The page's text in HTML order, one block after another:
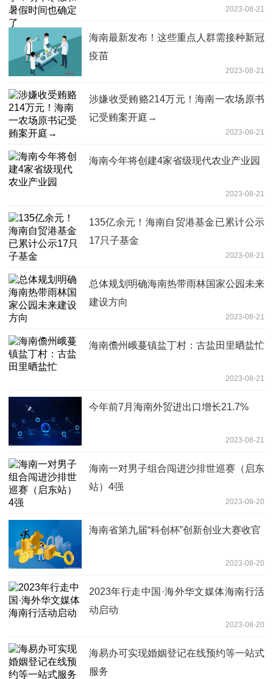
2023-08-21
海南最新发布！这些重点人群需接种新冠
疫苗
2023-08-21
涉嫌收受贿赂214万元！海南一农场原书
记受贿案开庭→
2023-08-21
海南今年将创建4家省级现代农业产业园
2023-08-21
135亿余元！海南自贸港基金已累计公示
17只子基金
2023-08-21
总体规划明确海南热带雨林国家公园未来
建设方向
2023-08-21
海南儋州峨蔓镇盐丁村：古盐田里晒盐忙
2023-08-21
今年前7月海南外贸进出口增长21.7%
2023-08-21
海南一对男子组合闯进沙排世巡赛（启东
站）4强
2023-08-20
海南省第九届“科创杯”创新创业大赛收官
2023-08-20
2023年行走中国·海外华文媒体海南行活
动启动
2023-08-20
海易办可实现婚姻登记在线预约等一站式
服务